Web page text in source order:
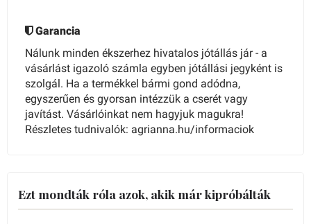
Garancia
Nálunk minden ékszerhez hivatalos jótállás jár - a
vásárlást igazoló számla egyben jótállási jegyként is
szolgál. Ha a termékkel bármi gond adódna,
egyszerűen és gyorsan intézzük a cserét vagy
javítást. Vásárlóinkat nem hagyjuk magukra!
Részletes tudnivalók: agrianna.hu/informaciok
Ezt mondták róla azok, akik már kipróbálták